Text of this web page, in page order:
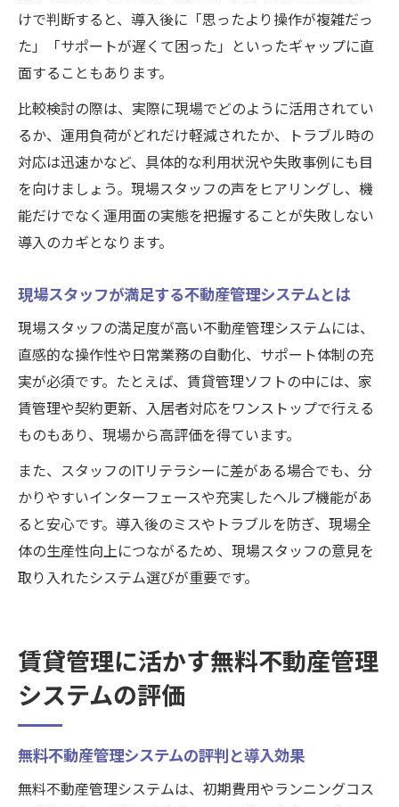
けで判断すると、導入後に「思ったより操作が複雑だっ
た」「サポートが遅くて困った」といったギャップに直
面することもあります。
比較検討の際は、実際に現場でどのように活用されてい
るか、運用負荷がどれだけ軽減されたか、トラブル時の
対応は迅速かなど、具体的な利用状況や失敗事例にも目
を向けましょう。現場スタッフの声をヒアリングし、機
能だけでなく運用面の実態を把握することが失敗しない
導入のカギとなります。
現場スタッフが満足する不動産管理システムとは
現場スタッフの満足度が高い不動産管理システムには、
直感的な操作性や日常業務の自動化、サポート体制の充
実が必須です。たとえば、賃貸管理ソフトの中には、家
賃管理や契約更新、入居者対応をワンストップで行える
ものもあり、現場から高評価を得ています。
また、スタッフのITリテラシーに差がある場合でも、分
かりやすいインターフェースや充実したヘルプ機能があ
ると安心です。導入後のミスやトラブルを防ぎ、現場全
体の生産性向上につながるため、現場スタッフの意見を
取り入れたシステム選びが重要です。
賃貸管理に活かす無料不動産管理
システムの評価
無料不動産管理システムの評判と導入効果
無料不動産管理システムは、初期費用やランニングコス